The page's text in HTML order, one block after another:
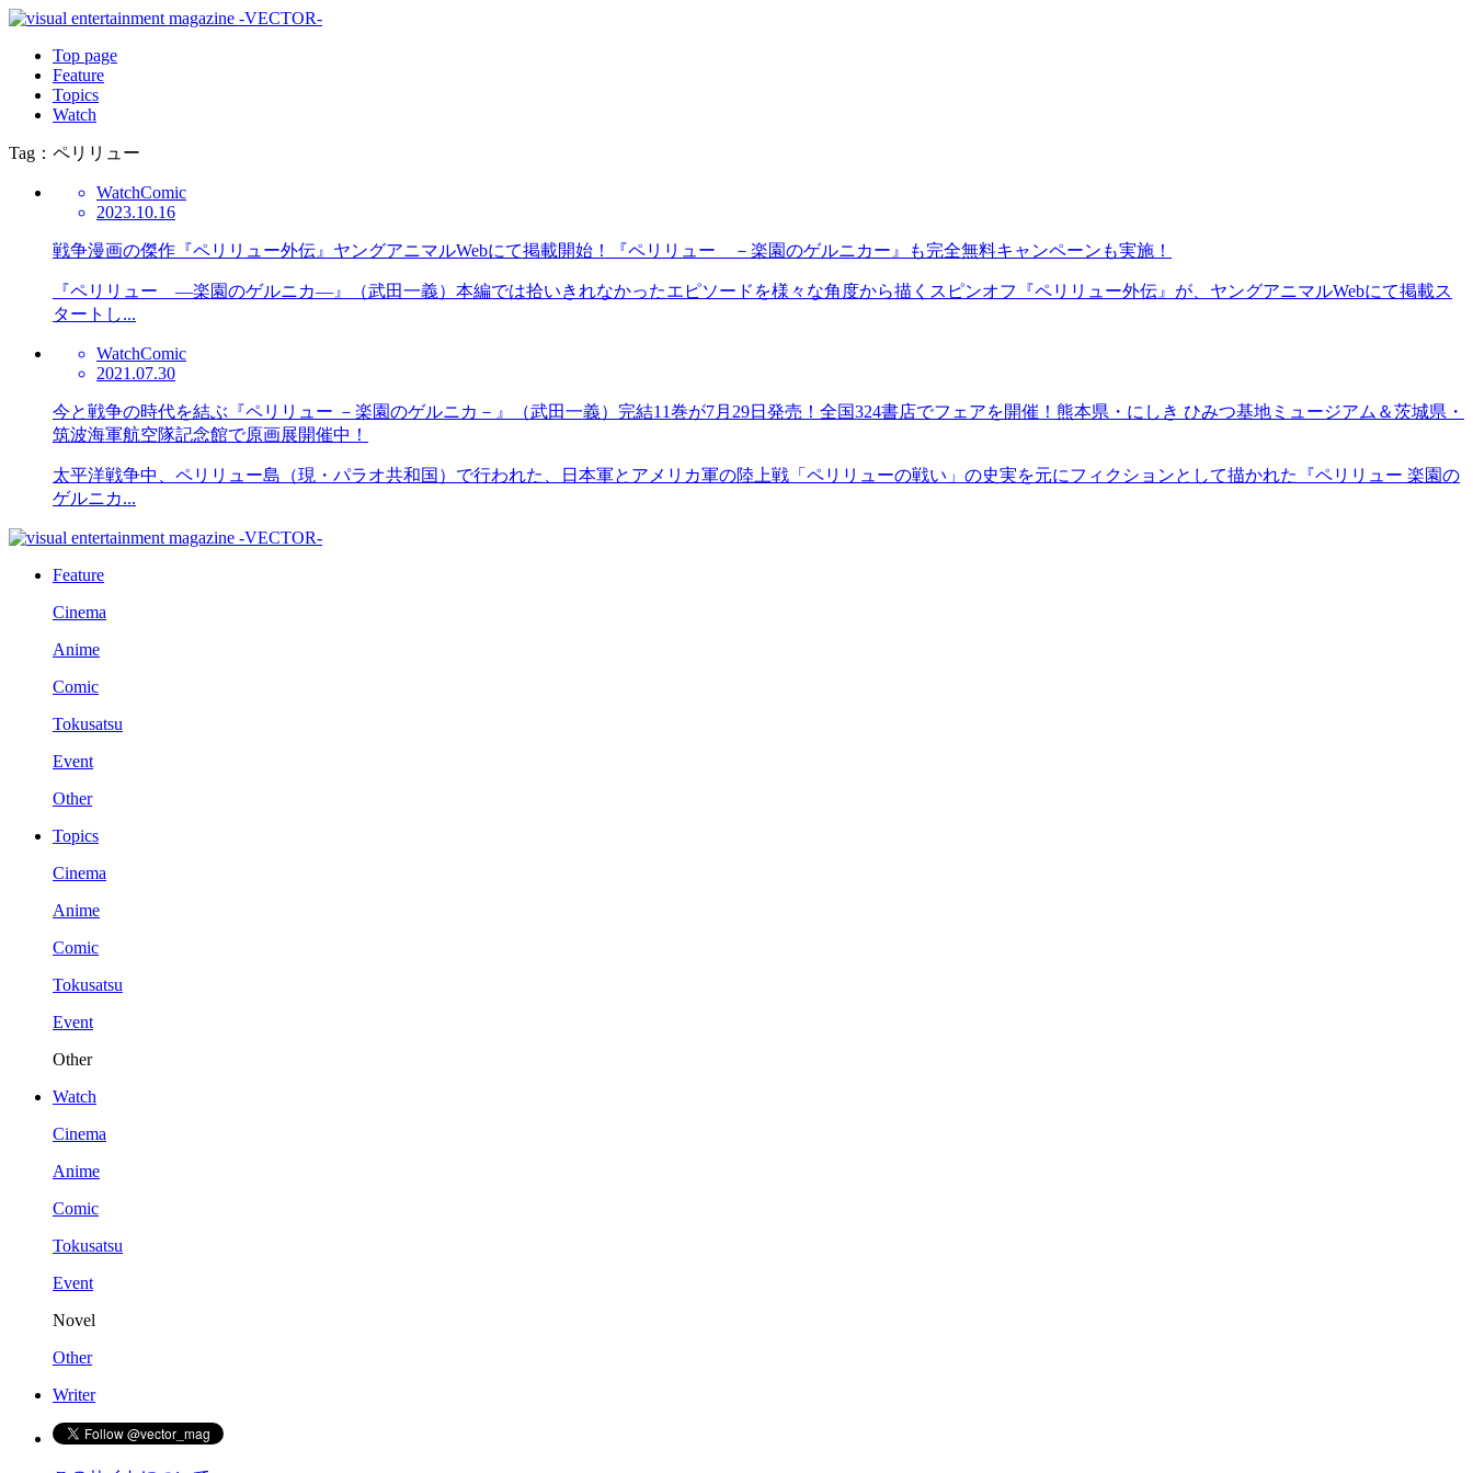
Top page
Feature
Topics
Watch
Tag：ペリリュー
WatchComic
2023.10.16
戦争漫画の傑作『ペリリュー外伝』ヤングアニマルWebにて掲載開始！『ペリリュー －楽園のゲルニカー』も完全無料キャンペーンも実施！
『ペリリュー ―楽園のゲルニカ―』（武田一義）本編では拾いきれなかったエピソードを様々な角度から描くスピンオフ『ペリリュー外伝』が、ヤングアニマルWebにて掲載ス
タートし...
WatchComic
2021.07.30
今と戦争の時代を結ぶ『ペリリュー －楽園のゲルニカ－』（武田一義）完結11巻が7月29日発売！全国324書店でフェアを開催！熊本県・にしき ひみつ基地ミュージアム＆茨城県・
筑波海軍航空隊記念館で原画展開催中！
太平洋戦争中、ペリリュー島（現・パラオ共和国）で行われた、日本軍とアメリカ軍の陸上戦「ペリリューの戦い」の史実を元にフィクションとして描かれた『ペリリュー 楽園の
ゲルニカ...
Feature
Cinema
Anime
Comic
Tokusatsu
Event
Other
Topics
Cinema
Anime
Comic
Tokusatsu
Event
Other
Watch
Cinema
Anime
Comic
Tokusatsu
Event
Novel
Other
Writer